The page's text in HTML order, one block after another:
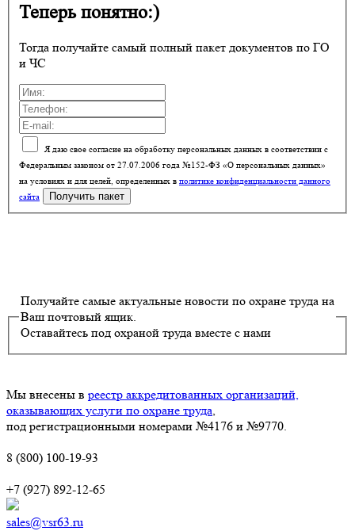
Теперь понятно:)
Тогда получайте самый полный пакет документов по ГО
и ЧС
Я даю свое согласие на обработку персональных данных в соответствии с
Федеральным законом от 27.07.2006 года №152-ФЗ «О персональных данных»
на условиях и для целей, определенных в политике конфиденциальности данного
сайта
Получайте самые актуальные новости по охране труда на
Ваш почтовый ящик.
Оставайтесь под охраной труда вместе с нами
Мы внесены в реестр аккредитованных организаций,
оказывающих услуги по охране труда
под регистрационными номерами №4176 и №9770.
8 (800) 100-19-93
+7 (927) 892-12-65
sales@vsr63.ru